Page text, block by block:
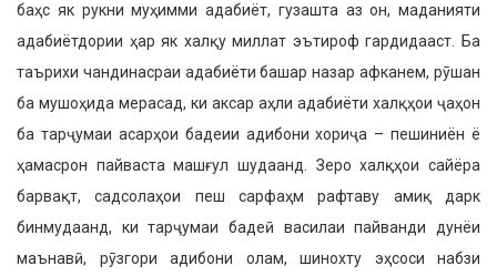
баҳс як рукни муҳимми адабиёт, гузашта аз он, маданияти
адабиётдории ҳар як халқу миллат эътироф гардидааст. Ба
таърихи чандинасраи адабиёти башар назар афканем, рӯшан
ба мушоҳида мерасад, ки аксар аҳли адабиёти халқҳои ҷаҳон
ба тарҷумаи асарҳои бадеии адибони хориҷа – пешиниён ё
ҳамасрон пайваста машғул шудаанд. Зеро халқҳои сайёра
барвақт, садсолаҳои пеш сарфаҳм рафтаву амиқ дарк
бинмудаанд, ки тарҷумаи бадеӣ василаи пайванди дунёи
маънавӣ, рӯзгори адибони олам, шинохту эҳсоси набзи